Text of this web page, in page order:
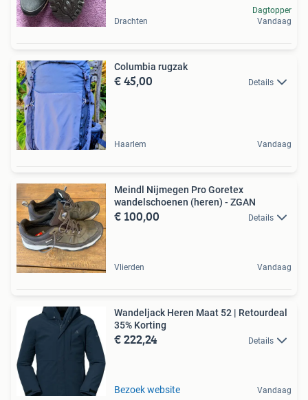
Drachten
Dagtopper
Vandaag
Columbia rugzak
€ 45,00 Details
Haarlem Vandaag
Meindl Nijmegen Pro Goretex
wandelschoenen (heren) - ZGAN
€ 100,00 Details
Vlierden Vandaag
Wandeljack Heren Maat 52 | Retourdeal
35% Korting
€ 222,24 Details
Bezoek website Vandaag